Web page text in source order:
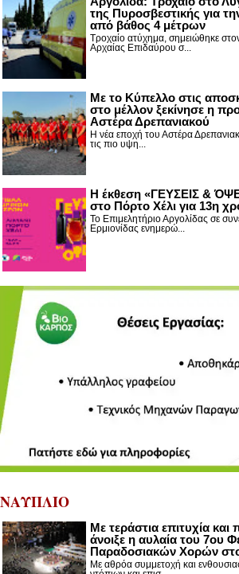
της Πυροσβεστικής για
από βάθος 4 μέτρων
Τροχαίο ατύχημα, σημειώθηκε
Αρχαίας Επιδαύρου σ...
Με το Κύπελλο στις
στο μέλλον ξεκίνησε η
Αστέρα Δρεπανιακού
Η νέα εποχή του Αστέρα
τις πιο υψη...
Η έκθεση «ΓΕΥΣΕΙΣ &
στο Πόρτο Χέλι για 13η
Το Επιμελητήριο Αργολίδας σε
Ερμιονίδας ενημερώ...
ΝΑΥΠΛΙΟ
Με τεράστια επιτυχία
άνοιξε η αυλαία του 7ου
Παραδοσιακών Χορών
Με αθρόα συμμετοχή και